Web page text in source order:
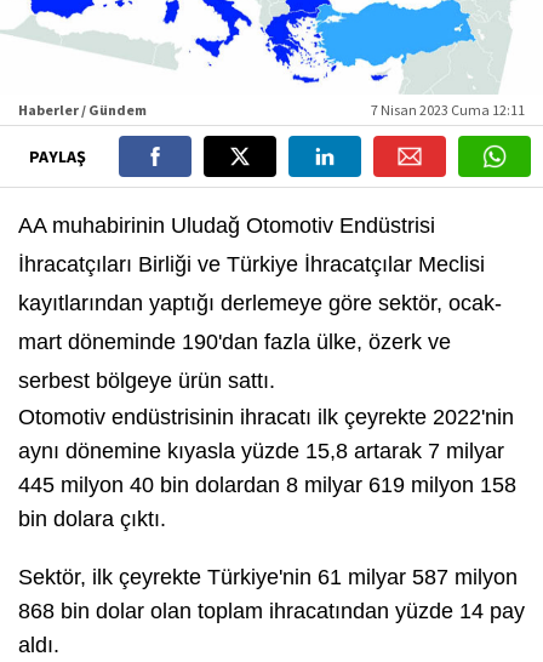
Haberler / Gündem 7 Nisan 2023 Cuma 12:11
PAYLAŞ
AA muhabirinin Uludağ Otomotiv Endüstrisi
İhracatçıları Birliği ve Türkiye İhracatçılar Meclisi
kayıtlarından yaptığı derlemeye göre sektör, ocak-
mart döneminde 190'dan fazla ülke, özerk ve
serbest bölgeye ürün sattı.
Otomotiv endüstrisinin ihracatı ilk çeyrekte 2022'nin
aynı dönemine kıyasla yüzde 15,8 artarak 7 milyar
445 milyon 40 bin dolardan 8 milyar 619 milyon 158
bin dolara çıktı.
Sektör, ilk çeyrekte Türkiye'nin 61 milyar 587 milyon
868 bin dolar olan toplam ihracatından yüzde 14 pay
aldı.